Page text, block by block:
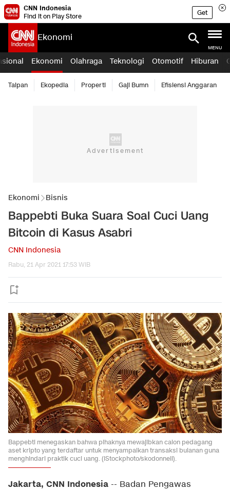
CNN Indonesia
Find it on Play Store
Get
Ekonomi
MENU
Ekonomi Olahraga Teknologi Otomotif Hiburan
Taipan Ekopedia Properti Gaji Bumn Efisiensi Anggaran
Ekonomi Bisnis
Bappebti Buka Suara Soal Cuci Uang
Bitcoin di Kasus Asabri
CNN Indonesia
Rabu, 21 Apr 2021 17:53 WIB
Bappebti menegaskan bahwa pihaknya mewajibkan calon pedagang
aset kripto yang terdaftar untuk menyampaikan transaksi bulanan guna
menghindari praktik cuci uang. (iStockphoto/skodonnell).
Jakarta, CNN Indonesia -- Badan Pengawas